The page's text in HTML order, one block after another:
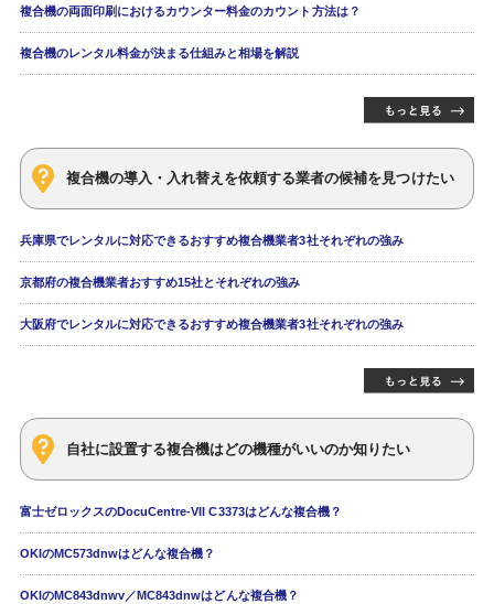
複合機の両面印刷におけるカウンター料金のカウント方法は？
複合機のレンタル料金が決まる仕組みと相場を解説
複合機の導入・入れ替えを依頼する業者の候補を見つけたい
兵庫県でレンタルに対応できるおすすめ複合機業者3社それぞれの強み
京都府の複合機業者おすすめ15社とそれぞれの強み
大阪府でレンタルに対応できるおすすめ複合機業者3社それぞれの強み
自社に設置する複合機はどの機種がいいのか知りたい
富士ゼロックスのDocuCentre-VII C3373はどんな複合機？
OKIのMC573dnwはどんな複合機？
OKIのMC843dnwv／MC843dnwはどんな複合機？